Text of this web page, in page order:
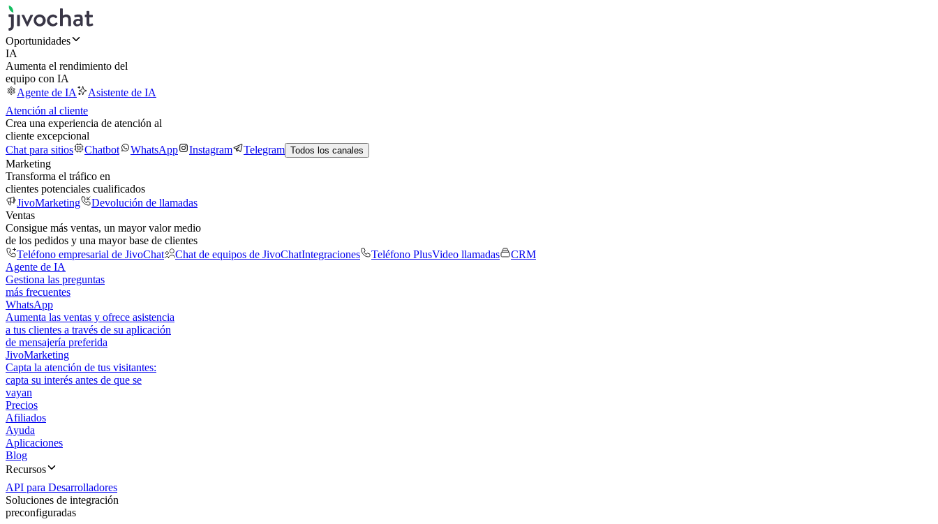
Oportunidades
IA
Aumenta el rendimiento del
equipo con IA
Agente de IA
Asistente de IA
Atención al cliente
Crea una experiencia de atención al
cliente excepcional
Chat para sitios
Chatbot WhatsApp Instagram Telegram Todos los canales
Marketing
Transforma el tráfico en
clientes potenciales cualificados
JivoMarketing
Devolución de llamadas
Ventas
Consigue más ventas, un mayor valor medio
de los pedidos y una mayor base de clientes
Teléfono empresarial de JivoChat
Chat de equipos de JivoChatIntegraciones Teléfono PlusVideo llamadas
CRM
Agente de IA
Gestiona las preguntas
más frecuentes
WhatsApp
Aumenta las ventas y ofrece asistencia
a tus clientes a través de su aplicación
de mensajería preferida
JivoMarketing
Capta la atención de tus visitantes:
capta su interés antes de que se
vayan
Precios
Afiliados
Ayuda
Aplicaciones
Blog
Recursos
API para Desarrolladores
Soluciones de integración
preconfiguradas